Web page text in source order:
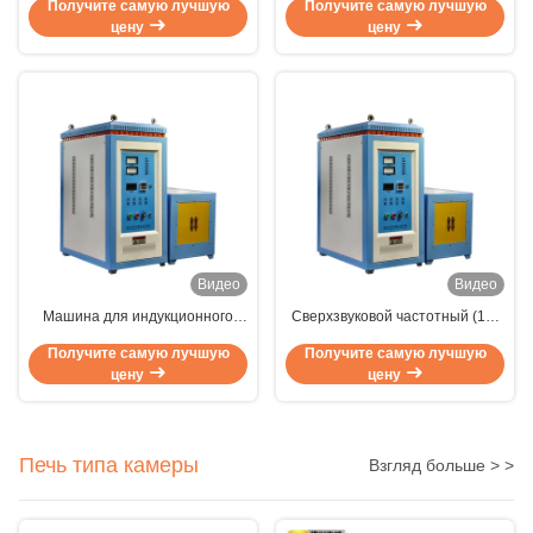
и ПЛК, с бесконтактным
нагревом и выходной
Получите самую лучшую
цену
эффективностью плавки,
низкими потерями мощности и
Получите самую лучшую
цену
Видео
Машина для индукционного
частотой колебаний 1-1000 кГц
для бесконтактного нагрева
Получите самую лучшую
цену
Видео
Сверхзвуковой частотный (10-
нагреватель мощностью 90 кВт
для бесконтактной обработки
Получите самую лучшую
цену
Печь типа камеры Взгляд больше > >